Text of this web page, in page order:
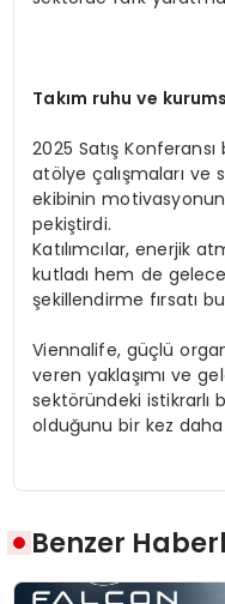
Takım ruhu ve
2025 Satış
atölye çalışmaları ve
ekibinin
pekiştirdi.
Katılımcılar, enerjik
kutladı hem de
şekillendirme fırsatı
Viennalife, güçlü
veren yaklaşımı ve
sektöründeki istikrarlı
olduğunu bir kez
Benzer